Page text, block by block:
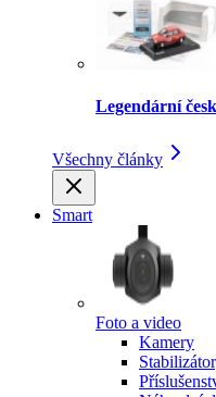
Legendární
Všechny články
Smart
Foto a video
Kamery